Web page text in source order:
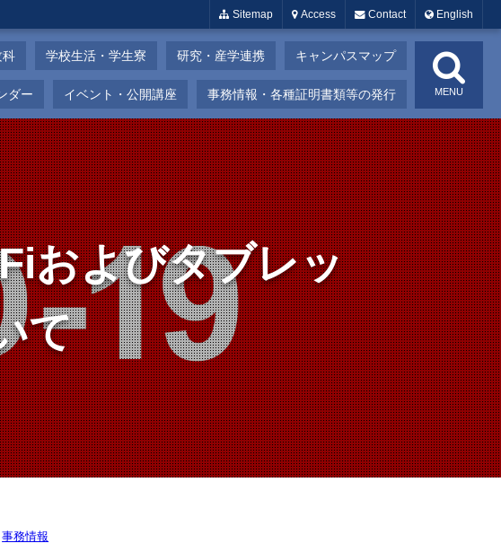
Sitemap Access Contact English
科 学校生活・学生寮 研究・産学連携 キャンパスマップ
ダー イベント・公開講座 事務情報・各種証明書類等の発行 MENU
およびタブレッ
て
事務情報